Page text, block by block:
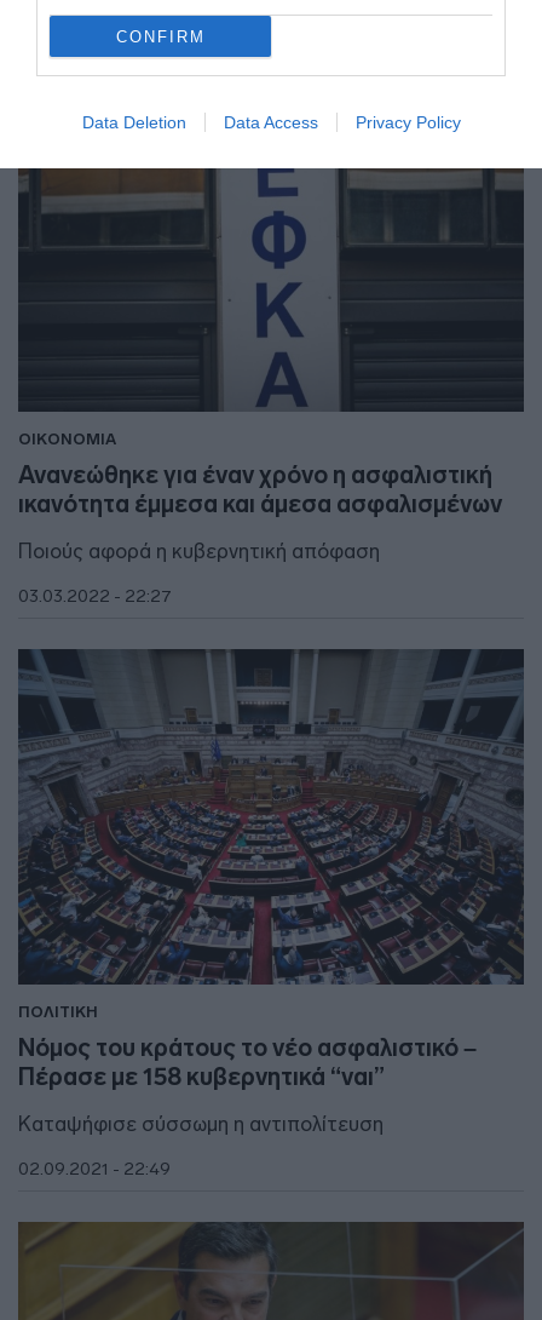
CONFIRM
Data Deletion Data Access Privacy Policy
22.07.2022 - 23:15
ΟΙΚΟΝΟΜΙΑ
Ανανεώθηκε για έναν χρόνο η ασφαλιστική
ικανότητα έμμεσα και άμεσα ασφαλισμένων
Ποιούς αφορά η κυβερνητική απόφαση
03.03.2022 - 22:27
ΠΟΛΙΤΙΚΗ
Νόμος του κράτους το νέο ασφαλιστικό –
Πέρασε με 158 κυβερνητικά “ναι”
Καταψήφισε σύσσωμη η αντιπολίτευση
02.09.2021 - 22:49